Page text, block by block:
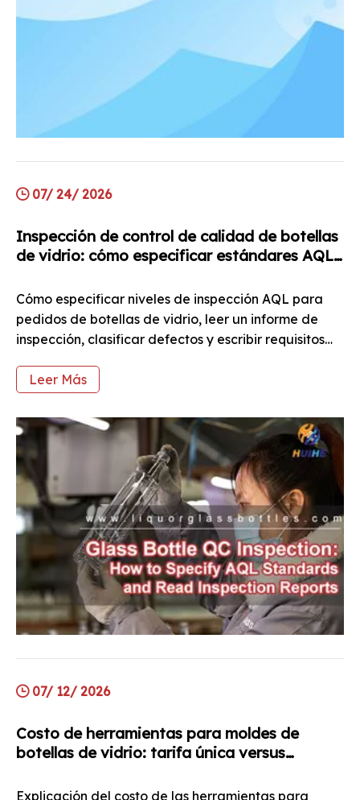
07/ 24/ 2026
Inspección de control de calidad de botellas
de vidrio: cómo especificar estándares AQL
Cómo especificar niveles de inspección AQL para
pedidos de botellas de vidrio, leer un informe de
inspección, clasificar defectos y escribir requisitos
Leer Más
07/ 12/ 2026
Costo de herramientas para moldes de
botellas de vidrio: tarifa única versus
que impulsa el número
Explicación del costo de las herramientas para